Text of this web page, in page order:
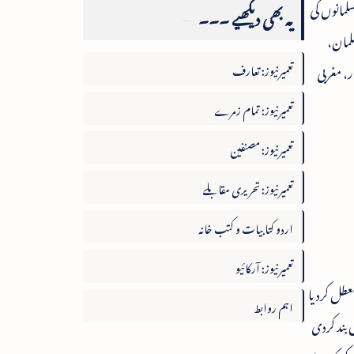
کی
مسلمان،
مغربی
کردیا
کردی
یہ بھی دیکھیے ۔۔۔
تعمیرنیوز: تعارف
تعمیرنیوز: تمام زمرے
تعمیرنیوز: مصنفین
تعمیرنیوز: تحریری مقابلے
اردو کتابیات و کتب خانہ
تعمیرنیوز: آرکائیو
اہم روابط